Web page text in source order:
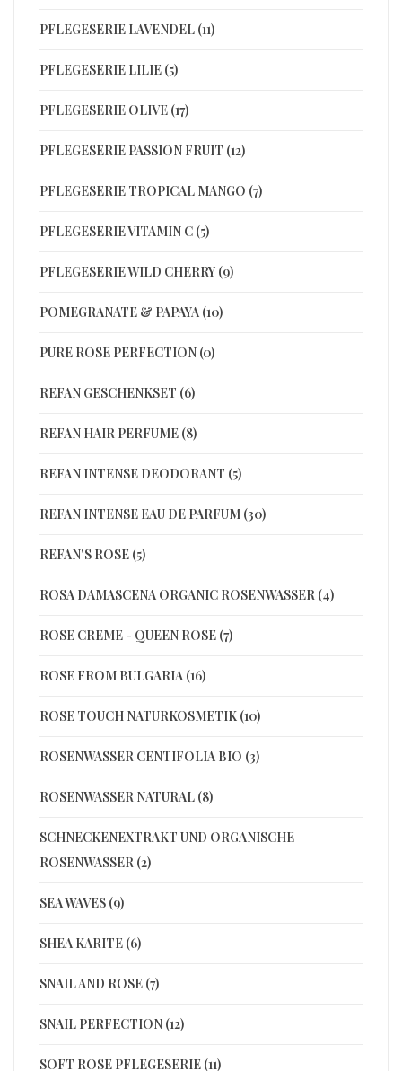
PFLEGESERIE LAVENDEL (11)
PFLEGESERIE LILIE (5)
PFLEGESERIE OLIVE (17)
PFLEGESERIE PASSION FRUIT (12)
PFLEGESERIE TROPICAL MANGO (7)
PFLEGESERIE VITAMIN C (5)
PFLEGESERIE WILD CHERRY (9)
POMEGRANATE & PAPAYA (10)
PURE ROSE PERFECTION (0)
REFAN GESCHENKSET (6)
REFAN HAIR PERFUME (8)
REFAN INTENSE DEODORANT (5)
REFAN INTENSE EAU DE PARFUM (30)
REFAN'S ROSE (5)
ROSA DAMASCENA ORGANIC ROSENWASSER (4)
ROSE CREME - QUEEN ROSE (7)
ROSE FROM BULGARIA (16)
ROSE TOUCH NATURKOSMETIK (10)
ROSENWASSER CENTIFOLIA BIO (3)
ROSENWASSER NATURAL (8)
SCHNECKENEXTRAKT UND ORGANISCHE
ROSENWASSER (2)
SEA WAVES (9)
SHEA KARITE (6)
SNAIL AND ROSE (7)
SNAIL PERFECTION (12)
SOFT ROSE PFLEGESERIE (11)